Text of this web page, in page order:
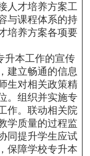
人才培养方案工
与课程体系的持
培养方案各项要
升本工作的宣传
建立畅通的信息
生对相关政策精
。组织并实施专
作。联动相关院
学质量的过程监
同提升学生应试
保障学校专升本